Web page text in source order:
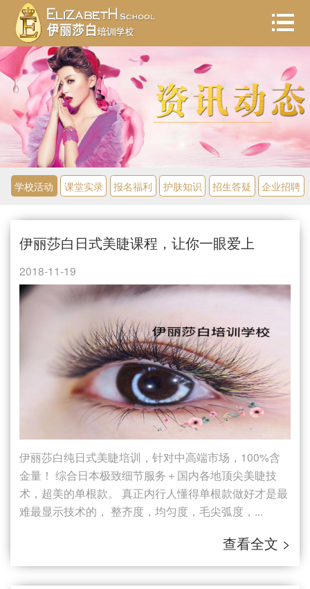
企业招聘
招生答疑
护肤知识
报名福利
课堂实录
学校活动
伊丽莎白日式美睫课程，让你一眼爱上
2018-11-19
伊丽莎白纯日式美睫培训，针对中高端市场，100%含
金量！ 综合日本极致细节服务＋国内各地顶尖美睫技
术，超美的单根款。 真正内行人懂得单根款做好才是最
难最显示技术的， 整齐度，均匀度，毛尖弧度，...
查看全文 >